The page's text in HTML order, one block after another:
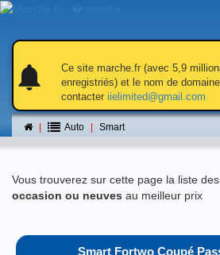
notifications
notifications
Ce site marche.fr (avec 5,9
enregistriés) et le nom de
contacter iielimited@gmail.com
Auto Smart Smart
Vous trouverez sur cette page la liste des
occasion ou neuves au meilleur prix
Smart Fortwo Coupé